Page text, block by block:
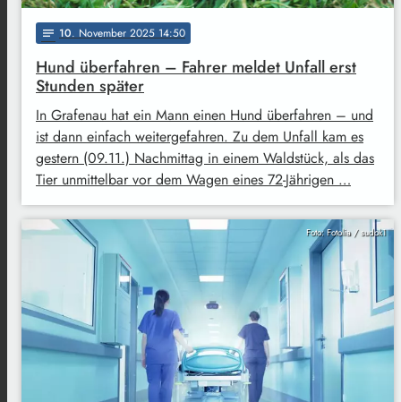
notes 10. November 2025 14:50
Hund überfahren – Fahrer meldet Unfall erst
Stunden später
In Grafenau hat ein Mann einen Hund überfahren – und
ist dann einfach weitergefahren. Zu dem Unfall kam es
gestern (09.11.) Nachmittag in einem Waldstück, als das
Tier unmittelbar vor dem Wagen eines 72-Jährigen …
Foto: Fotolia / sudok1